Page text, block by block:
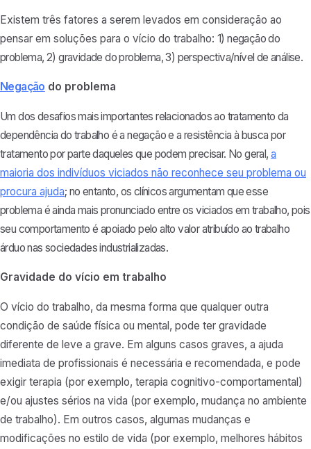
Existem três fatores a serem levados em consideração ao
pensar em soluções para o vício do trabalho: 1) negação do
problema, 2) gravidade do problema, 3) perspectiva/nível de análise.
Negação do problema
Um dos desafios mais importantes relacionados ao tratamento da
dependência do trabalho é a negação e a resistência à busca por
tratamento por parte daqueles que podem precisar. No geral, a
maioria dos indivíduos viciados não reconhece seu problema ou
procura ajuda; no entanto, os clínicos argumentam que esse
problema é ainda mais pronunciado entre os viciados em trabalho, pois
seu comportamento é apoiado pelo alto valor atribuído ao trabalho
árduo nas sociedades industrializadas.
Gravidade do vício em trabalho
O vício do trabalho, da mesma forma que qualquer outra
condição de saúde física ou mental, pode ter gravidade
diferente de leve a grave. Em alguns casos graves, a ajuda
imediata de profissionais é necessária e recomendada, e pode
exigir terapia (por exemplo, terapia cognitivo-comportamental)
e/ou ajustes sérios na vida (por exemplo, mudança no ambiente
de trabalho). Em outros casos, algumas mudanças e
modificações no estilo de vida (por exemplo, melhores hábitos